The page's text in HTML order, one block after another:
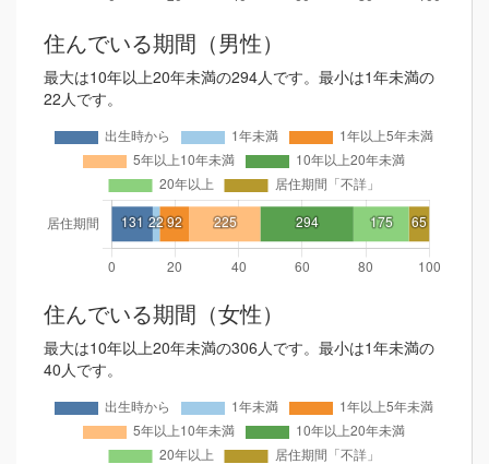
住んでいる期間（男性）
最大は10年以上20年未満の294人です。最小は1年未満の
22人です。
住んでいる期間（女性）
最大は10年以上20年未満の306人です。最小は1年未満の
40人です。